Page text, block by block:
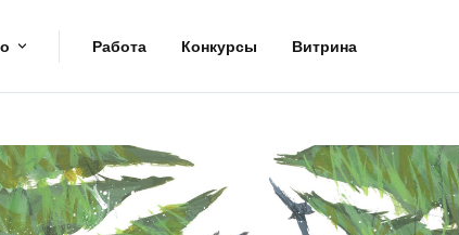
Работа Конкурсы Витрина